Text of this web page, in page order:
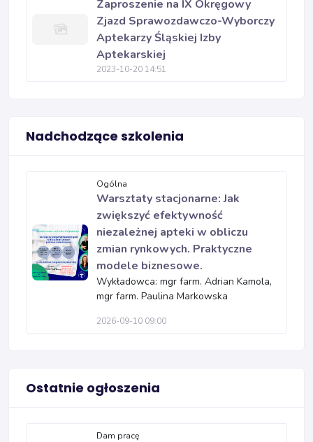
Zaproszenie na IX Okręgowy
Zjazd Sprawozdawczo-Wyborczy
Aptekarzy Śląskiej Izby
Aptekarskiej
2023-10-20 14:51
Nadchodzące szkolenia
Ogólna
Warsztaty stacjonarne: Jak
zwiększyć efektywność
niezależnej apteki w obliczu
zmian rynkowych. Praktyczne
modele biznesowe.
Wykładowca: mgr farm. Adrian Kamola,
mgr farm. Paulina Markowska
2026-09-10 09:00
Ostatnie ogłoszenia
Dam pracę